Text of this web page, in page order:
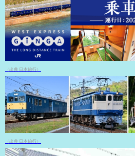
（出典 日本旅行）
（出典 日本旅行）